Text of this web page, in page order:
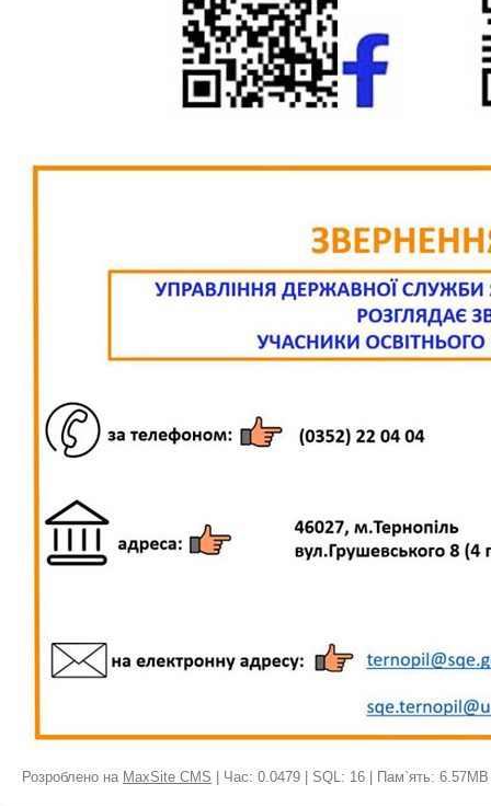
Розроблено на MaxSite CMS | Час: 0.0479 | SQL: 16 | Пам`ять: 6.57MB